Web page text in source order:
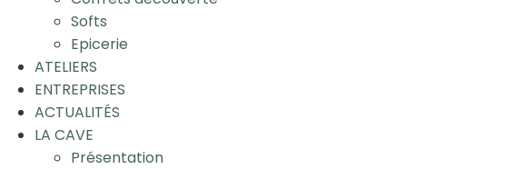
Softs
Epicerie
ATELIERS
ENTREPRISES
ACTUALITÉS
LA CAVE
Présentation